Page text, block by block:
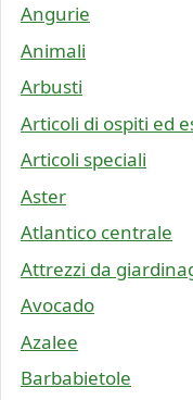
Angurie
Animali
Arbusti
Articoli di ospiti ed
Articoli speciali
Aster
Atlantico centrale
Attrezzi da
Avocado
Azalee
Barbabietole